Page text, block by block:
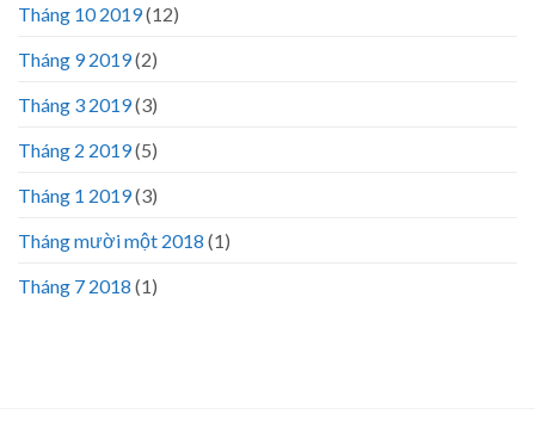
Tháng 10 2019(12)
Tháng 9 2019(2)
Tháng 3 2019(3)
Tháng 2 2019(5)
Tháng 1 2019(3)
Tháng mười một 2018 (1)
Tháng 7 2018 (1)